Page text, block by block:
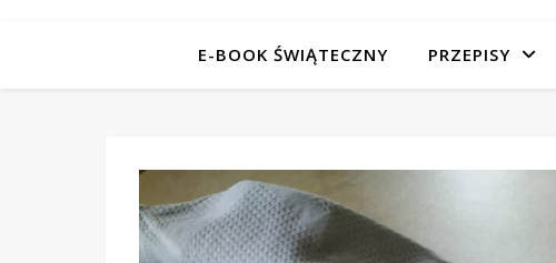
E-BOOK ŚWIĄTECZNY PRZEPISY